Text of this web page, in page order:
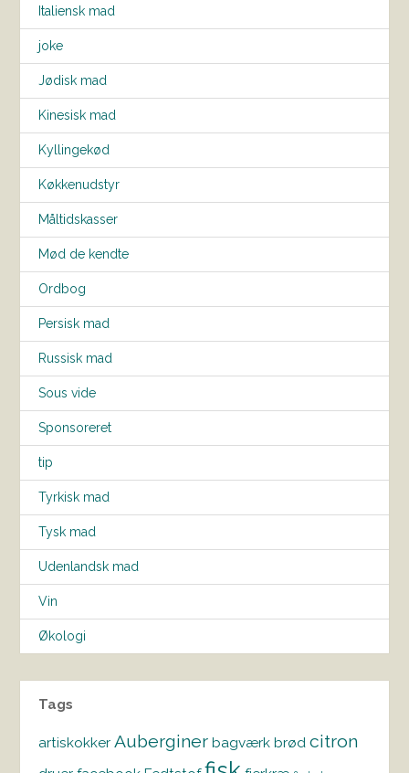
Italiensk mad
joke
Jødisk mad
Kinesisk mad
Kyllingekød
Køkkenudstyr
Måltidskasser
Mød de kendte
Ordbog
Persisk mad
Russisk mad
Sous vide
Sponsoreret
tip
Tyrkisk mad
Tysk mad
Udenlandsk mad
Vin
Økologi
Tags
artiskokker Auberginer bagværk brød citron